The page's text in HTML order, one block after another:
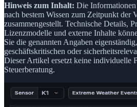
Hinweis zum Inhalt: Die
nach bestem Wissen zum Zeitpunkt der
zusammengestellt. Technische Details,
Lizenzmodelle und externe Inhalte
Sie die genannten Angaben
geschäftskritischen oder
Dieser Artikel ersetzt keine individuelle
Steuerberatung.